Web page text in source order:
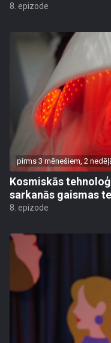
8. epizode
pirms 3 mēnešiem, 2
Kosmiskās
sarkanās gaismas
8. epizode